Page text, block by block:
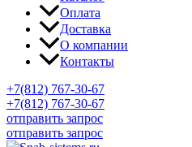
Оплата
Доставка
О компании
Контакты
+7(812) 767-30-67
+7(812) 767-30-67
отправить запрос
отправить запрос